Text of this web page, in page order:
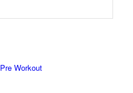
Pre Workout